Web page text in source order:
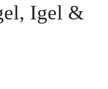
Igel &